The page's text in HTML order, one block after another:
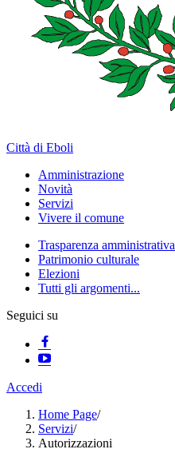
Città di Eboli
Amministrazione
Novità
Servizi
Vivere il comune
Trasparenza amministrativa
Patrimonio culturale
Elezioni
Tutti gli argomenti...
Seguici su
Accedi
Home Page/
Servizi/
Autorizzazioni